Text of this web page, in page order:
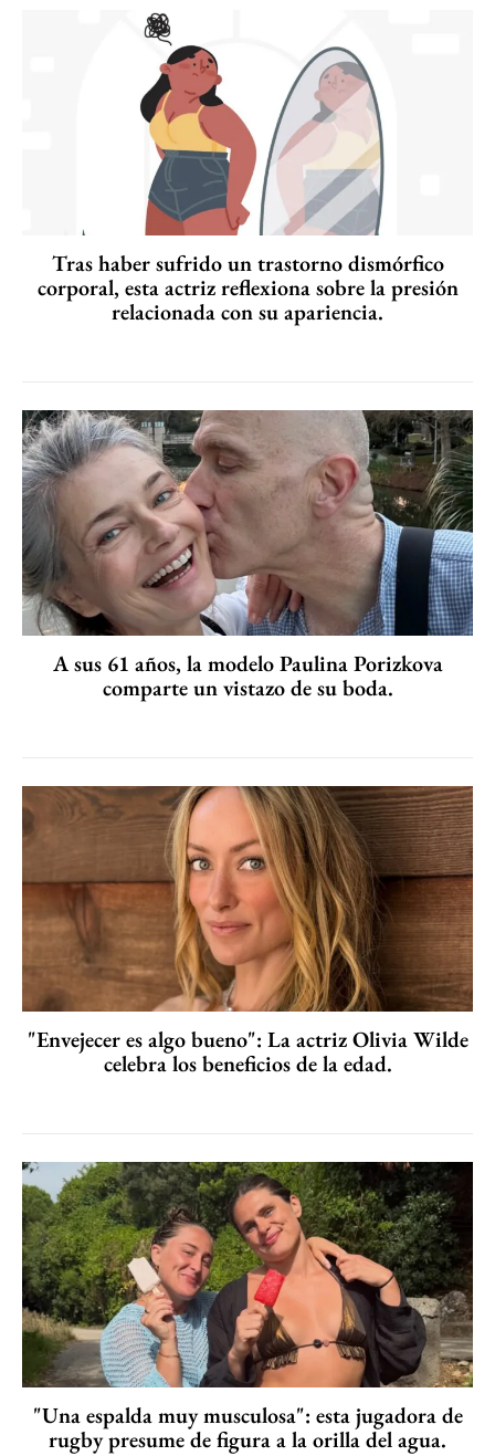
Tras haber sufrido un trastorno dismórfico
corporal, esta actriz reflexiona sobre la presión
relacionada con su apariencia.
A sus 61 años, la modelo Paulina Porizkova
comparte un vistazo de su boda.
"Envejecer es algo bueno": La actriz Olivia Wilde
celebra los beneficios de la edad.
"Una espalda muy musculosa": esta jugadora de
rugby presume de figura a la orilla del agua.